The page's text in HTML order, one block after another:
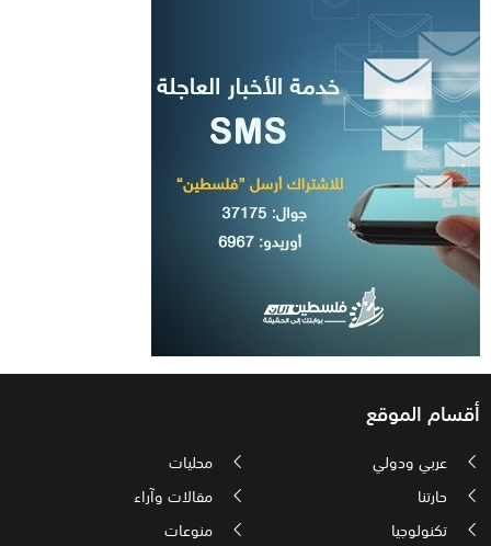
أقسام الموقع
عربي ودولي
محليات
حارتنا
مقالات وآراء
تكنولوجيا
منوعات